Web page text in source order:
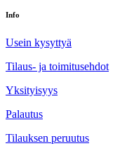
Info
Usein kysyttyä
Tilaus- ja toimitusehdot
Yksityisyys
Palautus
Tilauksen peruutus